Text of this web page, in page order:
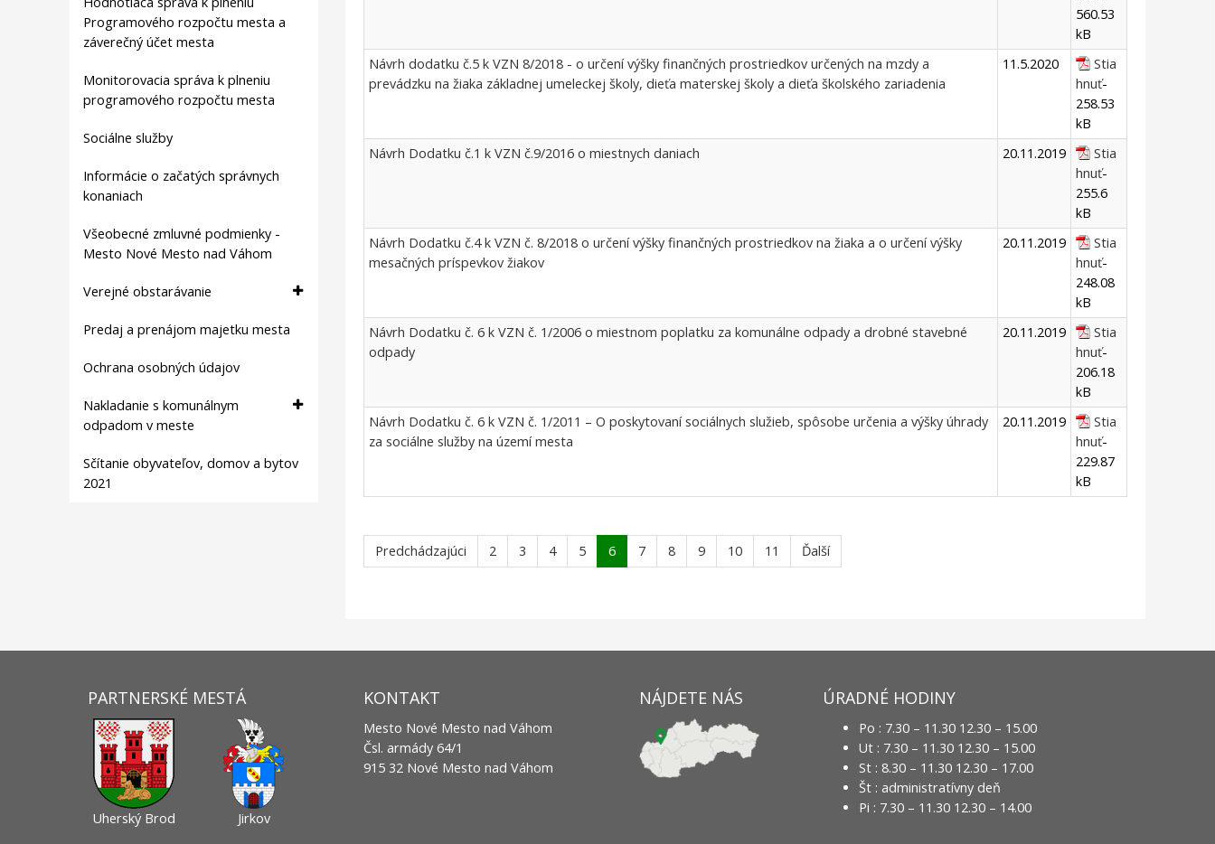
Programového rozpočtu mesta a
záverečný účet mesta
Monitorovacia správa k plneniu
programového rozpočtu mesta
Sociálne služby
Informácie o začatých správnych
konaniach
Všeobecné zmluvné podmienky -
Mesto Nové Mesto nad Váhom
Verejné obstarávanie
Predaj a prenájom majetku mesta
Ochrana osobných údajov
Nakladanie s komunálnym
odpadom v meste
Sčítanie obyvateľov, domov a bytov
2021
560.53
kB
Návrh dodatku č.5 k VZN 8/2018 - o určení výšky finančných prostriedkov určených na mzdy a
prevádzku na žiaka základnej umeleckej školy, dieťa materskej školy a dieťa školského zariadenia
11.5.2020
Stia
hnuť-
258.53
kB
Návrh Dodatku č.1 k VZN č.9/2016 o miestnych daniach
20.11.2019
Stia
hnuť-
255.6
kB
Návrh Dodatku č.4 k VZN č. 8/2018 o určení výšky finančných prostriedkov na žiaka a o určení výšky
mesačných príspevkov žiakov
20.11.2019
Stia
hnuť-
248.08
kB
Návrh Dodatku č. 6 k VZN č. 1/2006 o miestnom poplatku za komunálne odpady a drobné stavebné
odpady
20.11.2019
Stia
hnuť-
206.18
kB
Návrh Dodatku č. 6 k VZN č. 1/2011 – O poskytovaní sociálnych služieb, spôsobe určenia a výšky úhrady
za sociálne služby na území mesta
20.11.2019
Stia
hnuť-
229.87
kB
Predchádzajúci 2 3 4 5 6 7 8 9 10 11 Ďalší
PARTNERSKÉ MESTÁ
Uherský Brod Jirkov
KONTAKT
Mesto Nové Mesto nad Váhom
Čsl. armády 64/1
915 32 Nové Mesto nad Váhom
NÁJDETE NÁS ÚRADNÉ HODINY
Po : 7.30 – 11.30 12.30 – 15.00
Ut : 7.30 – 11.30 12.30 – 15.00
St : 8.30 – 11.30 12.30 – 17.00
Št : administratívny deň
Pi : 7.30 – 11.30 12.30 – 14.00